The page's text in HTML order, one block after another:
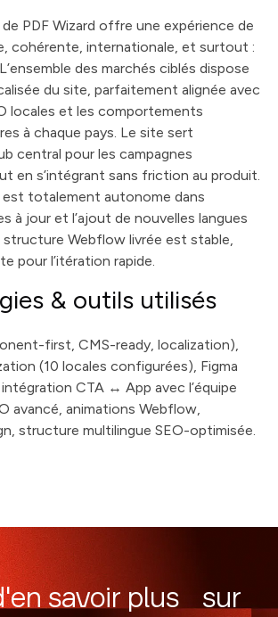
PDF Wizard offre une expérience de
cohérente, internationale, et surtout :
des marchés ciblés dispose
du site, parfaitement alignée avec
locales et les comportements
à chaque pays. Le site sert
central pour les campagnes
en s’intégrant sans friction au produit.
est totalement autonome dans
à jour et l’ajout de nouvelles langues
structure Webflow livrée est stable,
pour l’itération rapide.
& outils utilisés
first, CMS-ready, localization),
(10 locales configurées), Figma
CTA ↔ App avec l’équipe
avancé, animations Webflow,
structure multilingue SEO-optimisée.
savoir plus sur